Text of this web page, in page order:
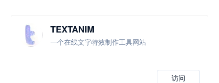
TEXTANIM
一个在线文字特效制作工具网站
访问